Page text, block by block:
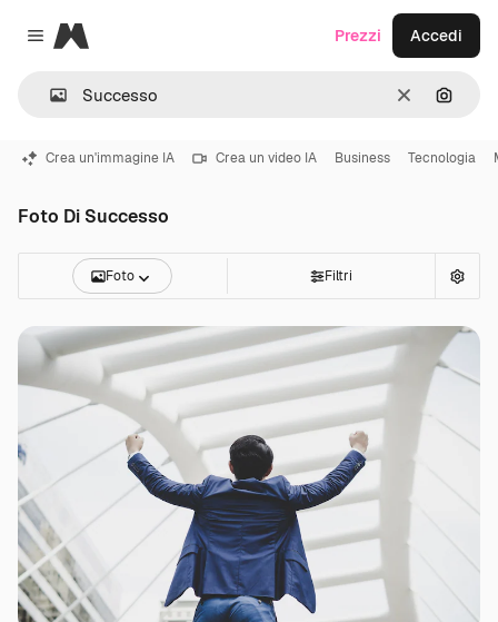
Close menu
Magnific
CancellaCerca
Prezzi Accedi
Crea un'immagine IA Crea un video IA Business Tecnologia
Foto Di Successo
Foto Filtri